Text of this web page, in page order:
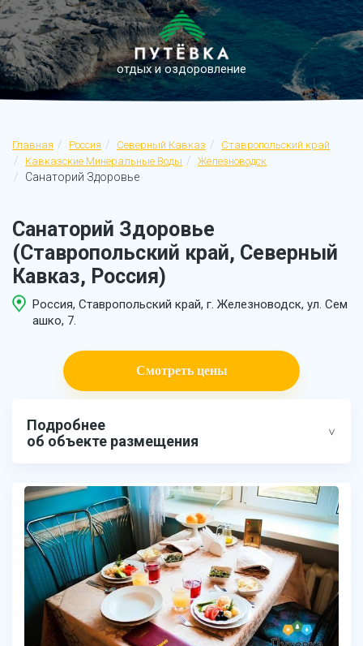
отдых и оздоровление
Главная Россия Северный Кавказ
Ставропольский край
Кавказские Минеральные Воды
Железноводск
Санаторий Здоровье
Санаторий Здоровье
(Ставропольский край, Северный
Кавказ, Россия)
Россия, Ставропольский край, г. Железноводск, ул. Сем
ашко, 7.
Смотреть цены
Подробнее
об объекте размещения